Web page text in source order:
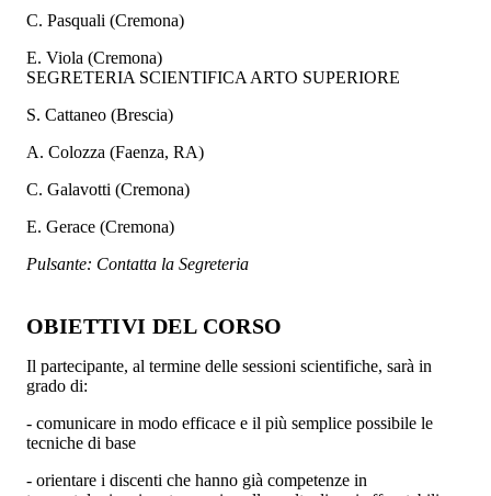
C. Pasquali (Cremona)
E. Viola (Cremona)
SEGRETERIA SCIENTIFICA ARTO SUPERIORE
S. Cattaneo (Brescia)
A. Colozza (Faenza, RA)
C. Galavotti (Cremona)
E. Gerace (Cremona)
Pulsante: Contatta la Segreteria
OBIETTIVI DEL CORSO
Il partecipante, al termine delle sessioni scientifiche, sarà in
grado di:
- comunicare in modo efficace e il più semplice possibile le
tecniche di base
- orientare i discenti che hanno già competenze in